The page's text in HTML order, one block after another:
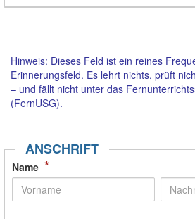
Hinweis: Dieses Feld ist ein reines
Erinnerungsfeld. Es lehrt nichts, prüft
– und fällt nicht unter das
(FernUSG).
ANSCHRIFT
Name *